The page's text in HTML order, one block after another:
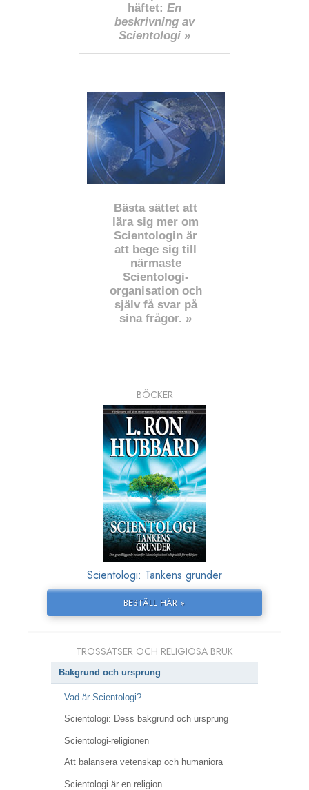
häftet: En
beskrivning av
Scientologi»
Bästa sättet att
lära sig mer om
Scientologin är
att bege sig till
närmaste
Scientologi-
organisation och
själv få svar på
sina frågor. »
BÖCKER
Scientologi: Tankens grunder
BESTÄLL HÄR »
TROSSATSER OCH RELIGIÖSA BRUK
Bakgrund och ursprung
Vad är Scientologi?
Scientologi: Dess bakgrund och ursprung
Scientologi-religionen
Att balansera vetenskap och humaniora
Scientologi är en religion